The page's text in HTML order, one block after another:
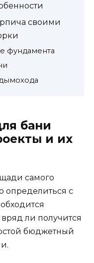
своими
фундамента
бани
и их
самого
определиться с
ли получится
бюджетный